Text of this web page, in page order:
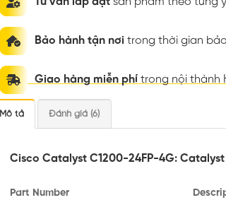
Bảo hành tận nơi trong thời gian
Giao hàng miễn phí trong nội thành
Mô tả Đánh giá (6)
Cisco Catalyst C1200-24FP-4G: Catalyst
Part Number